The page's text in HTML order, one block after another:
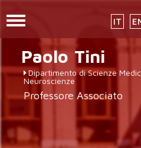
contenuto
principale
IT
Toggle
placeholder-
icon272x331.png
Paolo Tini
Dipartimento di Scienze
Neuroscienze
Professore Associato